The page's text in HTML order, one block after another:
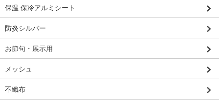
保温 保冷アルミシート
防炎シルバー
お節句・展示用
メッシュ
不織布